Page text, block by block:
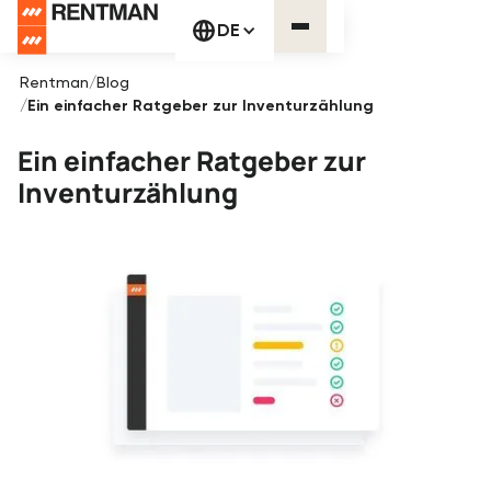
DE
Rentman/Blog
/Ein einfacher Ratgeber zur Inventurzählung
Ein einfacher Ratgeber zur
Inventurzählung